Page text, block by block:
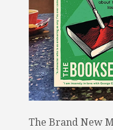
The Brand New